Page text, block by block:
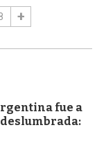
fue a
deslumbrada: